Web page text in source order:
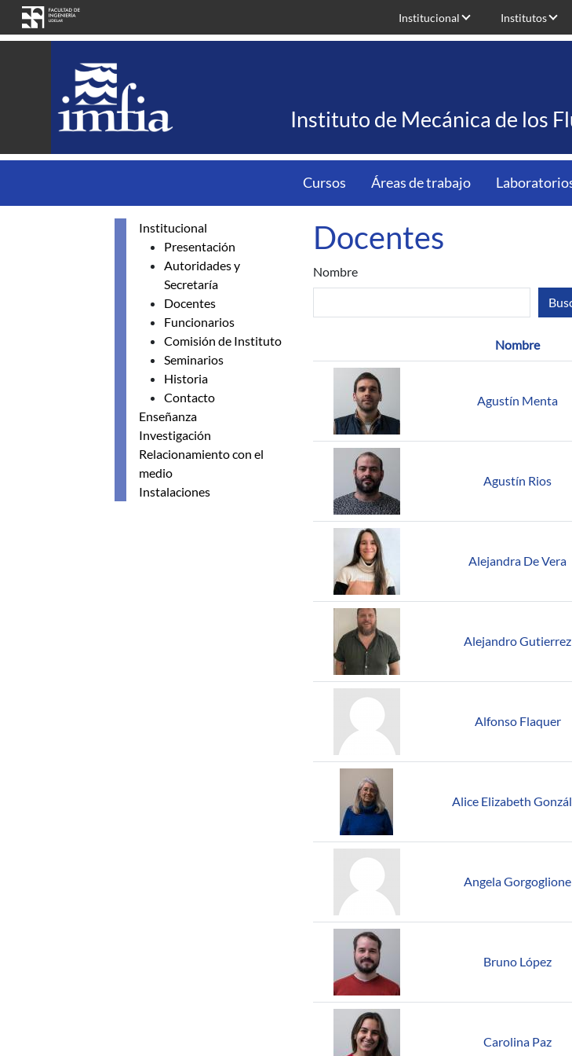
Skip to main content
Institucional Institutos
Instituto de Mecánica de los
Cursos Áreas de trabajo
Institucional
Presentación
Autoridades y
Secretaría
Docentes
Funcionarios
Comisión de Instituto
Seminarios
Historia
Contacto
Enseñanza
Investigación
Relacionamiento con el
medio
Instalaciones
Docentes
Nombre
Nombre
Agustín Menta
Agustín Rios
Alejandra De Vera
Alejandro Gutierrez
Alfonso Flaquer
Alice Elizabeth
Angela Gorgoglione
Bruno López
Carolina Paz